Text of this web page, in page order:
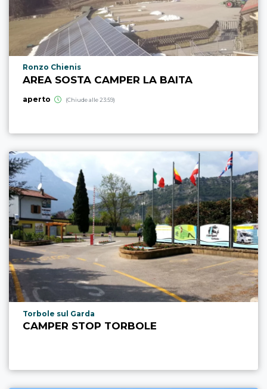
Località punto di interesse
Ronzo Chienis
AREA SOSTA CAMPER LA BAITA
aperto (Chiude alle 23:59)
Località punto di interesse
Torbole sul Garda
CAMPER STOP TORBOLE